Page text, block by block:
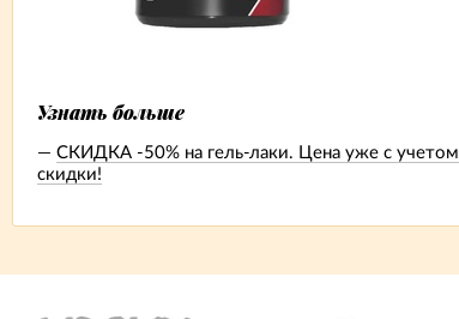
Узнать больше
СКИДКА -50% на гель-лаки. Цена уже с учетом
скидки!